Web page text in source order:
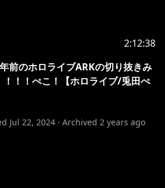
2:12:38
前のホロライブARKの切り抜きみ
！！！ぺこ！【ホロライブ/兎田ぺ
Jul 22, 2024 · Archived 2 years ago